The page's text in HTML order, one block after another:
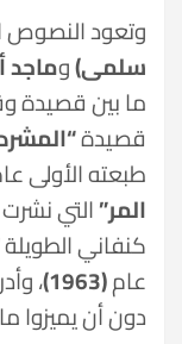
وتعود النصوص
سلمى)وماجد
ما بين قصيدة
قصيدة
طبعته الأولى
المر”التي
كنفاني الطويلة
عام(1963)
،
دون أن يميزوا